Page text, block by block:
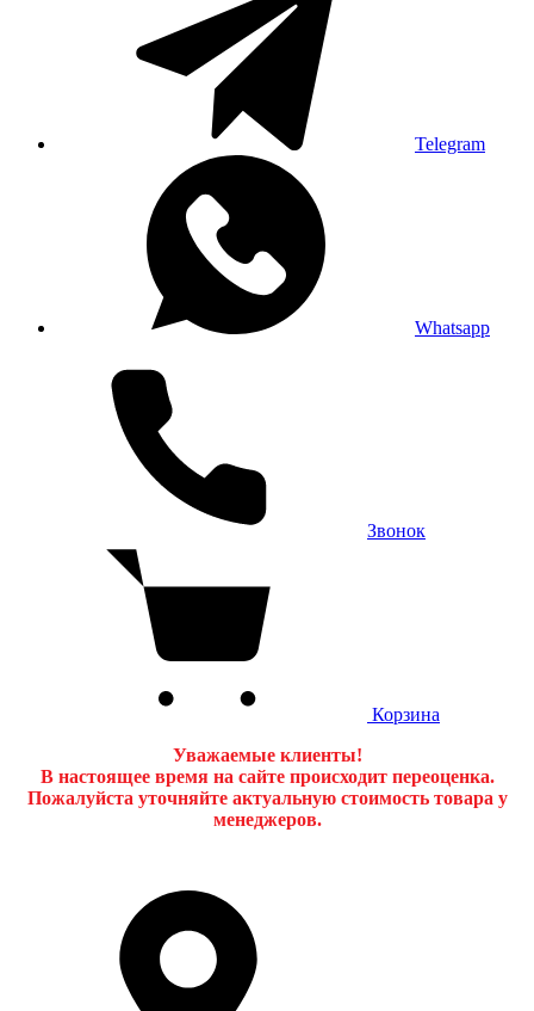
Telegram
Whatsapp
Звонок
Корзина
Уважаемые клиенты!
В настоящее время на сайте происходит переоценка.
Пожалуйста уточняйте актуальную стоимость товара у
менеджеров.